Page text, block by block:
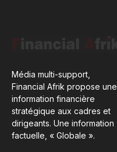
Média multi-support,
Financial Afrik propose une
information financière
stratégique aux cadres et
dirigeants. Une information
factuelle, « Globale ».